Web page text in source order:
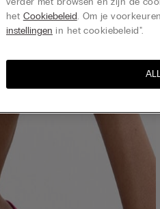
het Cookiebeleid. Om je
instellingen in het cookiebeleid".